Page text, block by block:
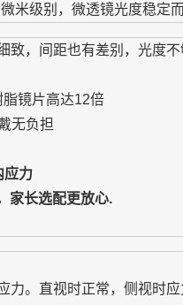
米级别，微透镜光度稳定而
，间距也有差别，光度不
镜片高达12倍
无负担
应力
家长选配更放心.
。直视时正常，侧视时应